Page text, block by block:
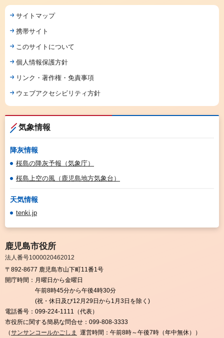
サイトマップ
携帯サイト
このサイトについて
個人情報保護方針
リンク・著作権・免責事項
ウェブアクセシビリティ方針
気象情報
降灰情報
桜島の降灰予報（気象庁）
桜島上空の風（鹿児島地方気象台）
天気情報
tenki.jp
鹿児島市役所
法人番号1000020462012
〒892-8677 鹿児島市山下町11番1号
開庁時間： 月曜日から金曜日
午前8時45分から午後4時30分
(祝・休日及び12月29日から1月3日を除く)
電話番号： 099-224-1111（代表）
市役所に関する簡易な問合せ： 099-808-3333
（サンサンコールかごしま 運営時間：午前8時～午後7時（年中無休））